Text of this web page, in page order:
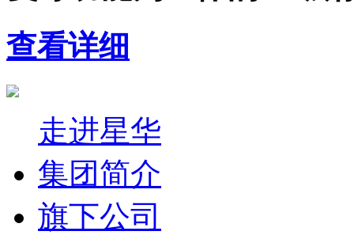
查看详细
走进星华
集团简介
旗下公司